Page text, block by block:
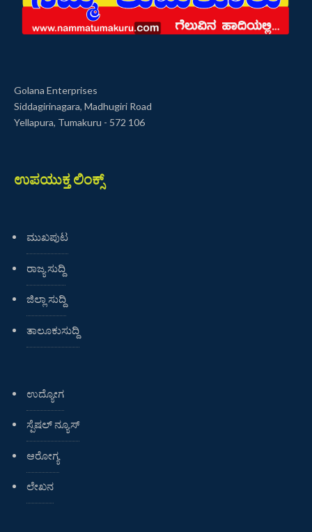
Golana Enterprises
Siddagirinagara, Madhugiri Road
Yellapura, Tumakuru - 572 106
ಉಪಯುಕ್ತ ಲಿಂಕ್ಸ್
ಮುಖಪುಟ
ರಾಜ್ಯ ಸುದ್ದಿ
ಜಿಲ್ಲಾ ಸುದ್ದಿ
ತಾಲೂಕುಸುದ್ದಿ
ಉದ್ಯೋಗ
ಸ್ಪೆಷಲ್ ನ್ಯೂಸ್
ಆರೋಗ್ಯ
ಲೇಖನ